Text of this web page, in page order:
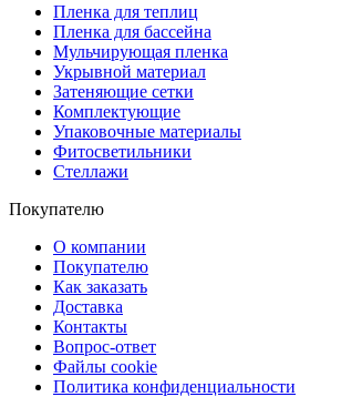
Пленка для теплиц
Пленка для бассейна
Мульчирующая пленка
Укрывной материал
Затеняющие сетки
Комплектующие
Упаковочные материалы
Фитосветильники
Стеллажи
Покупателю
О компании
Покупателю
Как заказать
Доставка
Контакты
Вопрос-ответ
Файлы cookie
Политика конфиденциальности